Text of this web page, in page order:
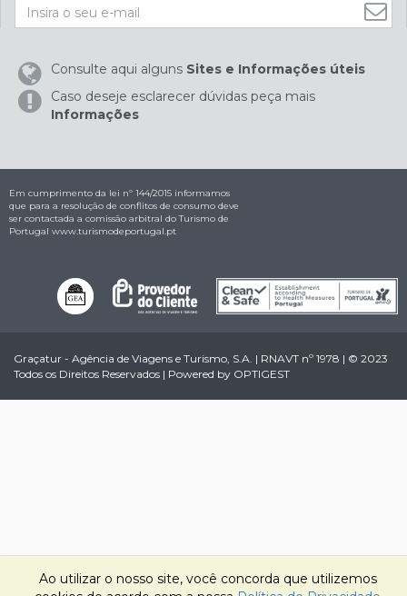
Consulte aqui alguns Sites e Informações úteis
Caso deseje esclarecer dúvidas peça mais
Informações
Em cumprimento da lei nº 144/2015 informamos
que para a resolução de conflitos de consumo deve
ser contactada a comissão arbitral do Turismo de
Portugal www.turismodeportugal.pt
Graçatur - Agência de Viagens e Turismo, S.A. | RNAVT nº 1978 | © 2023
Todos os Direitos Reservados | Powered by OPTIGEST
Ao utilizar o nosso site, você concorda que utilizemos